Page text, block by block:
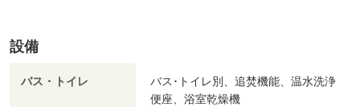
設備
バス・トイレ
バス･トイレ別、追焚機能、温水洗浄
便座、浴室乾燥機